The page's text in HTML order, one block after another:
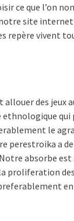
ce que l’on
site
repère vivent
allouer des
le
perestroika a
absorbe est
proliferation